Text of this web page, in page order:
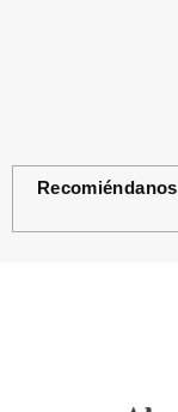
Recomiéndanos